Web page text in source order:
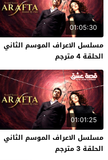
01:05:30
مسلسل الاعراف الموسم الثاني
الحلقة 4 مترجم
01:01:25
مسلسل الاعراف الموسم الثاني
الحلقة 3 مترجم